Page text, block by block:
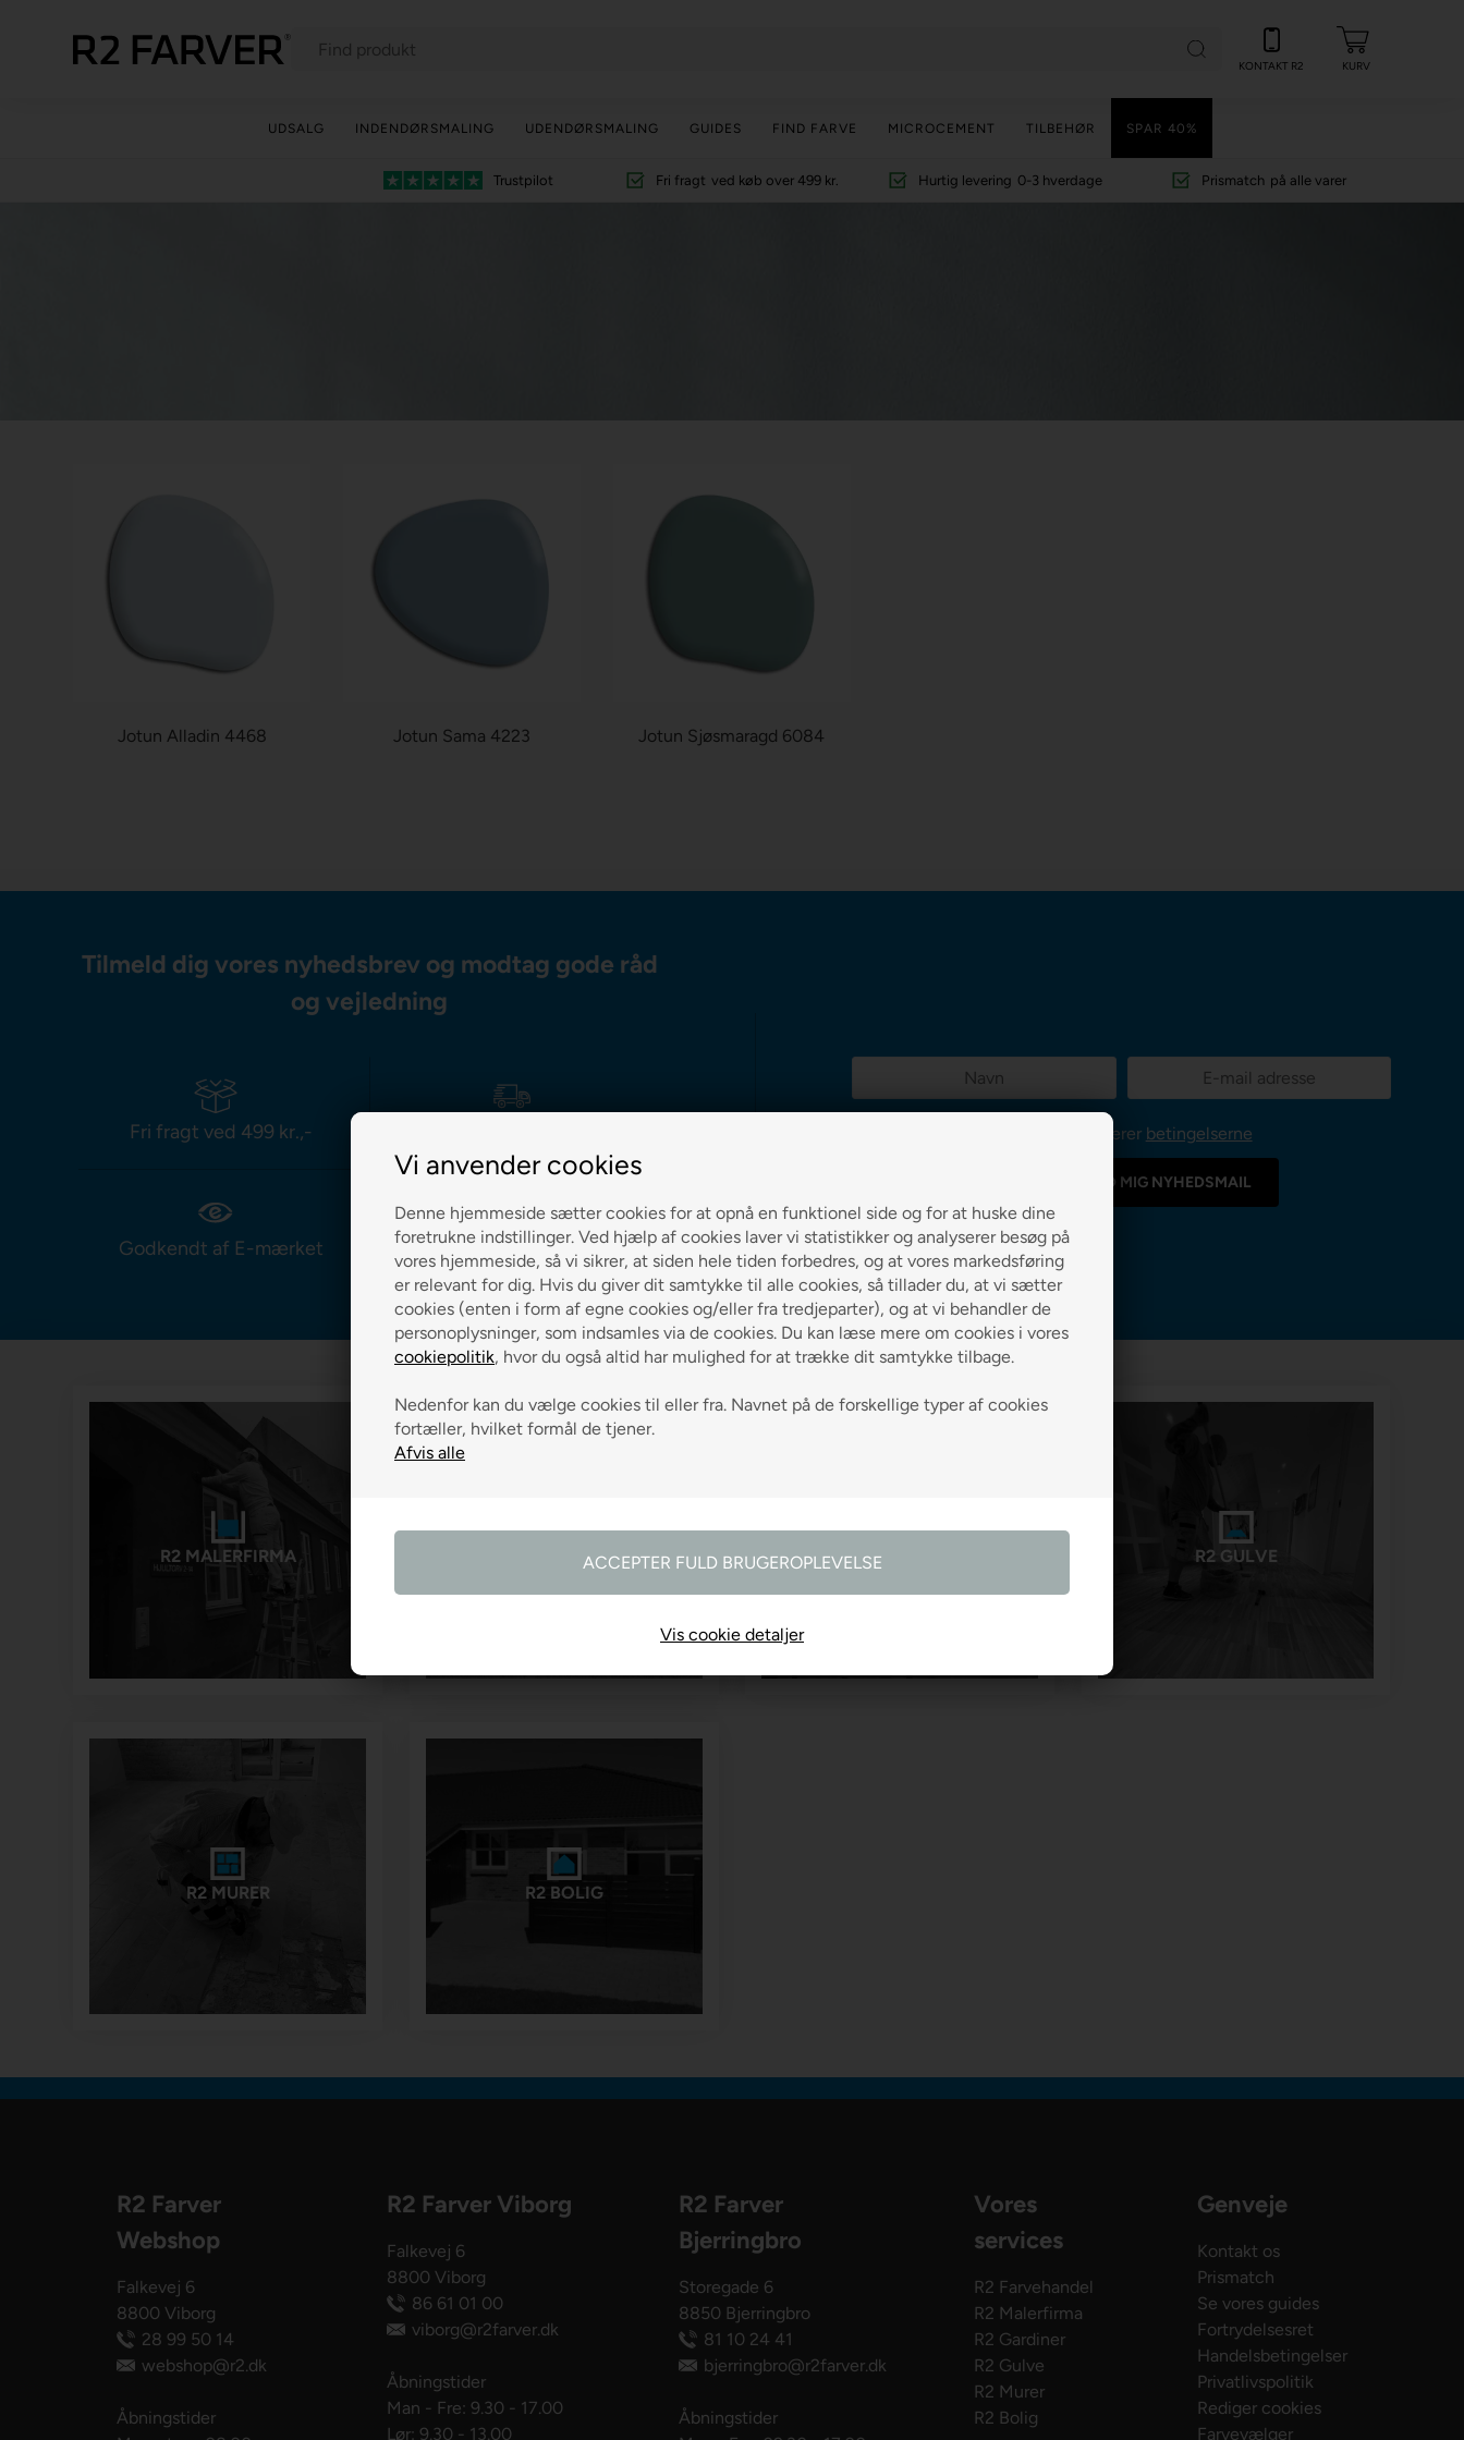
Vi anvender cookies
Denne hjemmeside sætter cookies for at opnå en funktionel side og for at huske dine
foretrukne indstillinger. Ved hjælp af cookies laver vi statistikker og analyserer besøg på
vores hjemmeside, så vi sikrer, at siden hele tiden forbedres, og at vores markedsføring
er relevant for dig. Hvis du giver dit samtykke til alle cookies, så tillader du, at vi sætter
cookies (enten i form af egne cookies og/eller fra tredjeparter), og at vi behandler de
personoplysninger, som indsamles via de cookies. Du kan læse mere om cookies i vores
cookiepolitik, hvor du også altid har mulighed for at trække dit samtykke tilbage.
Nedenfor kan du vælge cookies til eller fra. Navnet på de forskellige typer af cookies
fortæller, hvilket formål de tjener.
Vis cookie detaljer
KONTAKT R2 KURV
UDSALG INDENDØRSMALING UDENDØRSMALING GUIDES FIND FARVE MICROCEMENT TILBEHØR SPAR 40%
Trustpilot Fri fragt ved køb over 499 kr. Hurtig levering 0-3 hverdage Prismatch på alle varer
Jotun Alladin 4468 Jotun Sama 4223 Jotun Sjøsmaragd 6084
Tilmeld dig vores nyhedsbrev og modtag gode råd
og vejledning
Fri fragt ved 499 kr.,-
Godkendt af E-mærket Prismatch på alle varer
Jeg accepterer betingelserne
R2 MALERFIRMA R2 FARVEHANDEL R2 GARDINER R2 GULVE
R2 MURER R2 BOLIG
R2 Farver
Webshop
Falkevej 6
8800 Viborg
28 99 50 14
webshop@r2.dk
Åbningstider
R2 Farver Viborg
Falkevej 6
8800 Viborg
86 61 01 00
viborg@r2farver.dk
Åbningstider
Man - Fre: 9.30 - 17.00
Lør: 9.30 - 13.00
R2 Farver
Bjerringbro
Storegade 6
8850 Bjerringbro
81 10 24 41
bjerringbro@r2farver.dk
Åbningstider
Vores
services
R2 Farvehandel
R2 Malerfirma
R2 Gardiner
R2 Gulve
R2 Murer
R2 Bolig
Genveje
Kontakt os
Prismatch
Se vores guides
Fortrydelsesret
Handelsbetingelser
Privatlivspolitik
Rediger cookies
Farvevælger